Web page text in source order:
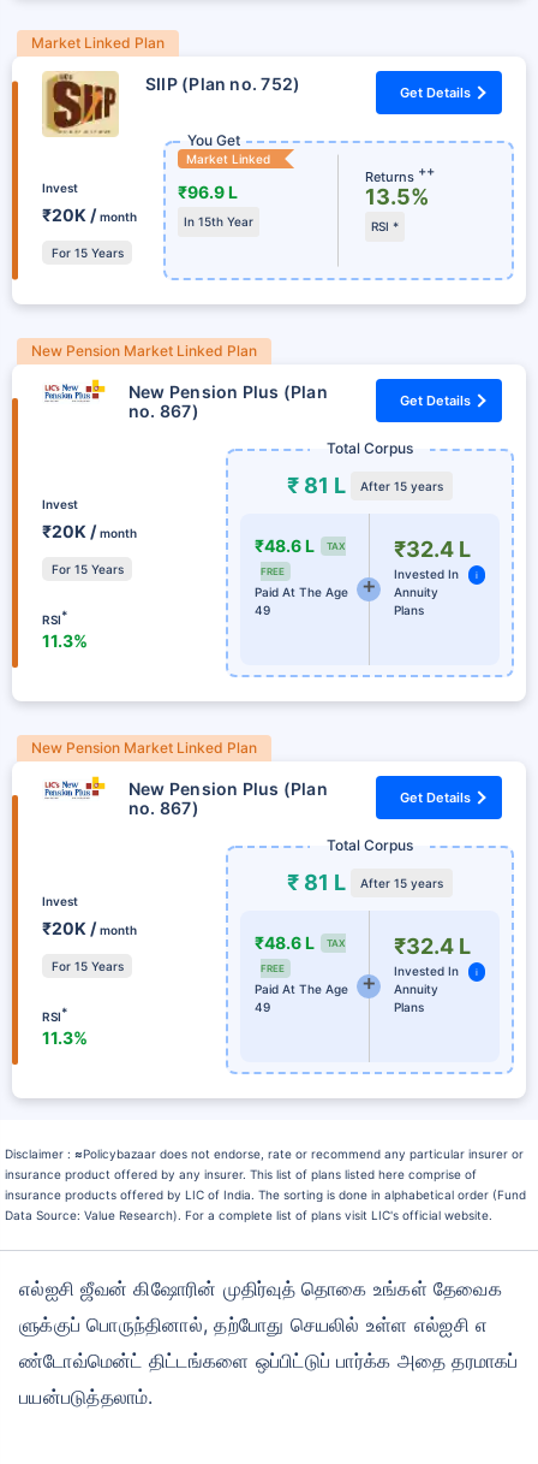
Market Linked Plan
SIIP (Plan no. 752) Get Details
Invest
₹20K /month
For 15 Years
You Get
Market Linked
₹96.9 L
In 15th Year
Returns ++
13.5%
RSI *
New Pension Market Linked Plan
New Pension Plus (Plan
no. 867)
Get Details
Invest
₹20K /month
For 15 Years
RSI*
11.3%
Total Corpus
₹ 81 L After 15 years
₹48.6 L TAX
FREE
Paid At The Age
49
₹32.4 L
Invested In
Annuity
Plans
i
New Pension Market Linked Plan
New Pension Plus (Plan
no. 867)
Get Details
Invest
₹20K /month
For 15 Years
RSI*
11.3%
Total Corpus
₹ 81 L After 15 years
₹48.6 L TAX
FREE
Paid At The Age
49
₹32.4 L
Invested In
Annuity
Plans
i
Disclaimer :≈Policybazaar does not endorse, rate or recommend any particular insurer or
insurance product offered by any insurer. This list of plans listed here comprise of
insurance products offered by LIC of India. The sorting is done in alphabetical order (Fund
Data Source: Value Research). For a complete list of plans visit LIC's official website.
எல்ஐசி ஜீவன் கிஷோரின் முதிர்வுத் தொகை உங்கள் தேவைக
ளுக்குப் பொருந்தினால், தற்போது செயலில் உள்ள எல்ஐசி எ
ண்டோவ்மென்ட் திட்டங்களை ஒப்பிட்டுப் பார்க்க அதை தரமாகப்
பயன்படுத்தலாம்.